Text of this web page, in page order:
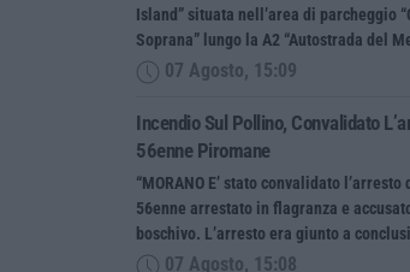
Island” situata nell’area di parcheggio
Soprana” lungo la A2 “Autostrada del
07 Agosto, 15:09
Incendio Sul Pollino, Convalidato
56enne Piromane
“MORANO E’ stato convalidato l’arresto
56enne arrestato in flagranza e
boschivo. L’arresto era giunto a
07 Agosto, 15:08